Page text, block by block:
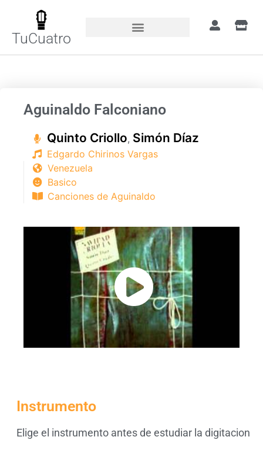
TuCuatro
Aguinaldo Falconiano
Quinto Criollo, Simón Díaz​
Edgardo Chirinos Vargas
Venezuela
Basico
Canciones de Aguinaldo
Instrumento
Elige el instrumento antes de estudiar la digitacion